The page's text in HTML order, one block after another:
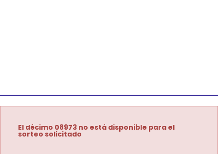
El décimo 08973 no está disponible para el
sorteo solicitado